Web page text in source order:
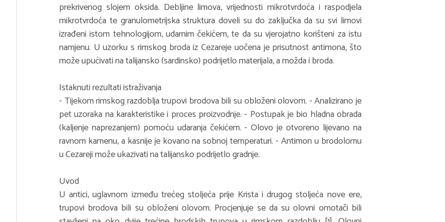
prekrivenog slojem oksida. Debljine limova, vrijednosti mikrotvrdoća i raspodjela
mikrotvrdoća te granulometrijska struktura doveli su do zaključka da su svi limovi
izrađeni istom tehnologijom, udarnim čekićem, te da su vjerojatno korišteni za istu
namjenu. U uzorku s rimskog broda iz Cezareje uočena je prisutnost antimona, što
može upućivati na talijansko (sardinsko) podrijetlo materijala, a možda i broda.
Istaknuti rezultati istraživanja
- Tijekom rimskog razdoblja trupovi brodova bili su obloženi olovom. - Analizirano je
pet uzoraka na karakteristike i proces proizvodnje. - Postupak je bio hladna obrada
(kaljenje naprezanjem) pomoću udaranja čekićem. - Olovo je otvoreno lijevano na
ravnom kamenu, a kasnije je kovano na sobnoj temperaturi. - Antimon u brodolomu
u Cezareji može ukazivati na talijansko podrijetlo gradnje.
Uvod
U antici, uglavnom između trećeg stoljeća prije Krista i drugog stoljeća nove ere,
trupovi brodova bili su obloženi olovom. Procjenjuje se da su olovni omotači bili